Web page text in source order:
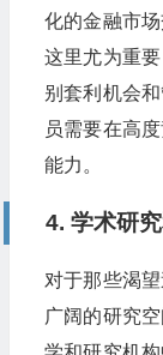
化的金融市
这里尤为重
别套利机会
员需要在高
能力。
4. 学术研
对于那些渴
广阔的研究